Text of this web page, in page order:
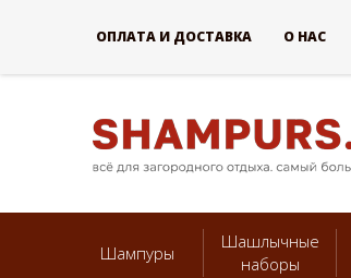
Шампуры
Шашлычные
наборы
ОПЛАТА И ДОСТАВКА О НАС